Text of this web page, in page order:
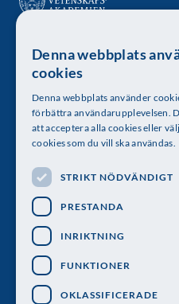
Kungl. Vetenskapsakademien
Besöksadress: Lilla
Telefon: 08-673 95 00
Följ oss
Denna webbplats
cookies
Denna webbplats använder
förbättra användarupplevelsen.
att acceptera alla cookies eller
cookies som du vill ska användas.
STRIKT NÖDVÄNDIGT
PRESTANDA
INRIKTNING
FUNKTIONER
OKLASSIFICERADE